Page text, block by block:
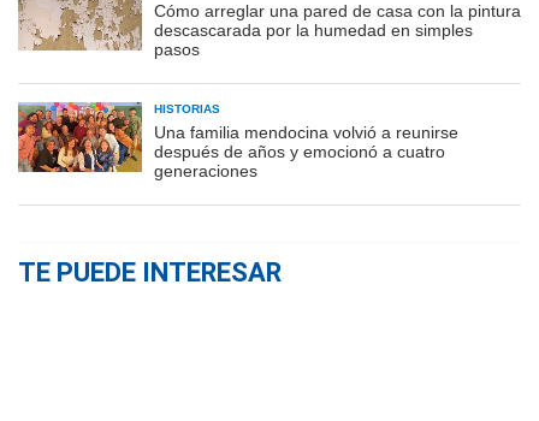
Cómo arreglar una pared de casa con la pintura
descascarada por la humedad en simples
pasos
HISTORIAS
Una familia mendocina volvió a reunirse
después de años y emocionó a cuatro
generaciones
TE PUEDE INTERESAR